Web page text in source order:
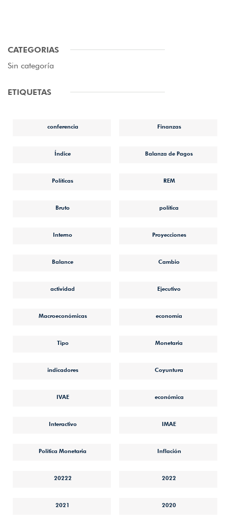
CATEGORIAS
Sin categoría
ETIQUETAS
conferencia Finanzas
Índice Balanza de Pagos
Políticas REM
Bruto política
Interno Proyecciones
Balance Cambio
actividad Ejecutivo
Macroeconómicas economía
Tipo Monetaria
indicadores Coyuntura
IVAE económica
Interactivo IMAE
Política Monetaria Inflación
20222 2022
2021 2020